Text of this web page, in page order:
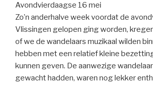
Avondvierdaagse 16 mei
Zo’n anderhalve week voordat de
Vlissingen gelopen ging worden,
of we de wandelaars muzikaal wilden
hebben met een relatief kleine
kunnen geven. De aanwezige
gewacht hadden, waren nog lekker